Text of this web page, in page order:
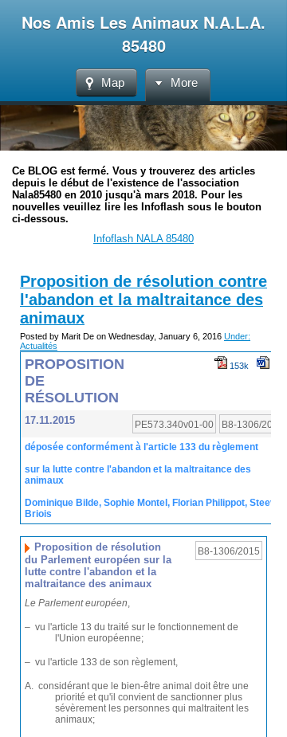
Nos Amis Les Animaux N.A.L.A.
85480
Map More
Ce BLOG est fermé. Vous y trouverez des articles
depuis le début de l'existence de l'association
Nala85480 en 2010 jusqu'à mars 2018. Pour les
nouvelles veuillez lire les Infoflash sous le bouton
ci-dessous.
Infoflash NALA 85480
Proposition de résolution contre
l'abandon et la maltraitance des
animaux
Posted by Marit De on Wednesday, January 6, 2016 Under:
Actualités
PROPOSITION
DE
RÉSOLUTION
153k
17.11.2015 PE573.340v01-00
B8-1306/2015
déposée conformément à l'article 133 du règlement
sur la lutte contre l'abandon et la maltraitance des
animaux
Dominique Bilde, Sophie Montel, Florian Philippot, Steeve
Briois
Proposition de résolution
du Parlement européen sur la
lutte contre l'abandon et la
maltraitance des animaux
B8‑1306/2015
Le Parlement européen,
– vu l'article 13 du traité sur le fonctionnement de
l'Union européenne;
– vu l'article 133 de son règlement,
A. considérant que le bien-être animal doit être une
priorité et qu'il convient de sanctionner plus
sévèrement les personnes qui maltraitent les
animaux;